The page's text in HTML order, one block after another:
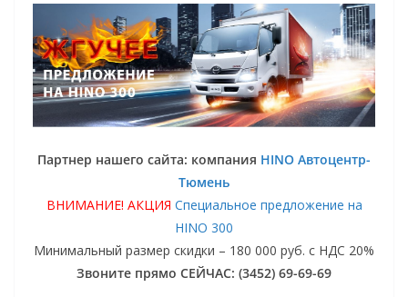
Партнер нашего сайта: компания HINO Автоцентр-
Тюмень
ВНИМАНИЕ! АКЦИЯ Специальное предложение на
HINO 300
Минимальный размер скидки – 180 000 руб. с НДС 20%
Звоните прямо СЕЙЧАС: (3452) 69-69-69